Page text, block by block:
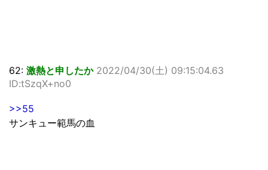
62: 激熱と申したか 2022/04/30(土) 09:15:04.63
ID:tSzqX+no0
>>55
サンキュー範馬の血